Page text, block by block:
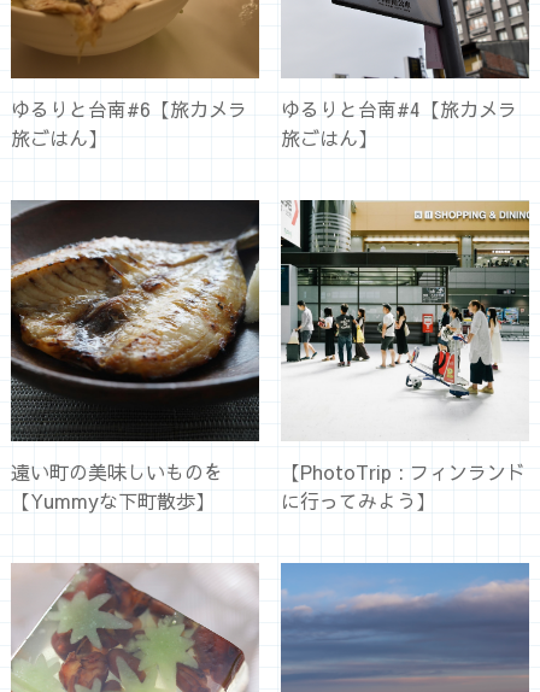
ゆるりと台南#6【旅カメラ
旅ごはん】
ゆるりと台南#4【旅カメラ
旅ごはん】
遠い町の美味しいものを
【Yummyな下町散歩】
【PhotoTrip : フィンランド
に行ってみよう】